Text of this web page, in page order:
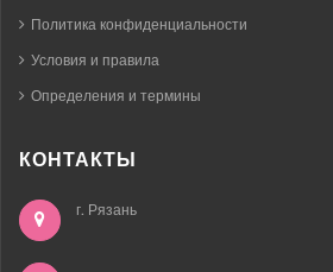
Политика конфиденциальности
Условия и правила
Определения и термины
КОНТАКТЫ
г. Рязань